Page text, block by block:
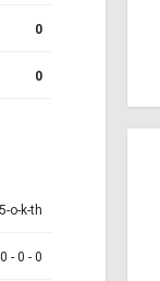
0
0
o-k-th
- 0 - 0